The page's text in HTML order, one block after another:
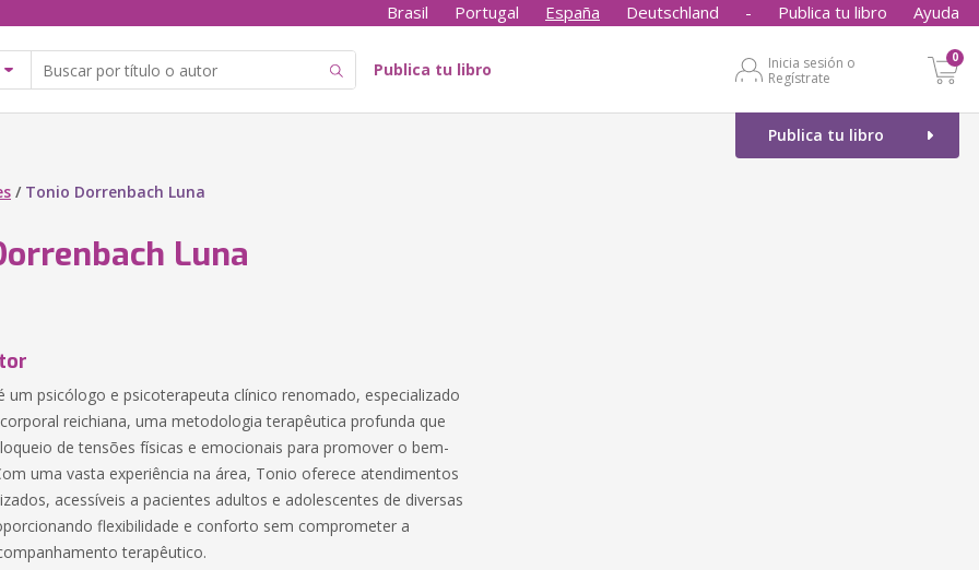
Brasil Portugal España Deutschland - Publica tu libro Ayuda
Publica tu libro
Inicia sesión o
Regístrate
0
Publica tu libro
/ Tonio Dorrenbach Luna
Luna
um psicólogo e psicoterapeuta clínico renomado, especializado
reichiana, uma metodologia terapêutica profunda que
de tensões físicas e emocionais para promover o bem-
uma vasta experiência na área, Tonio oferece atendimentos
acessíveis a pacientes adultos e adolescentes de diversas
flexibilidade e conforto sem comprometer a
terapêutico.